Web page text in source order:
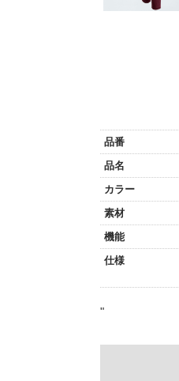
品番
品名
カラー
素材
機能
仕様
"